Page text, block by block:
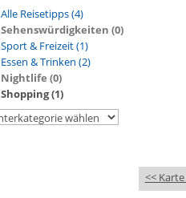
Alle Reisetipps (4)
Sehenswürdigkeiten (0)
Sport & Freizeit (1)
Essen & Trinken (2)
Nightlife (0)
Shopping (1)
<<